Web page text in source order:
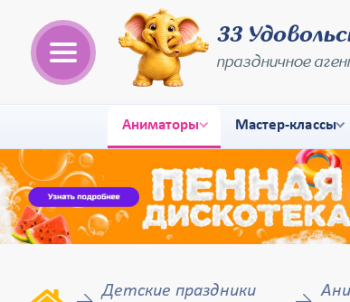
33
праздничное
Аниматоры Мастер-классы
Детские праздники